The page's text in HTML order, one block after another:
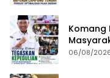
Komang
06/08/